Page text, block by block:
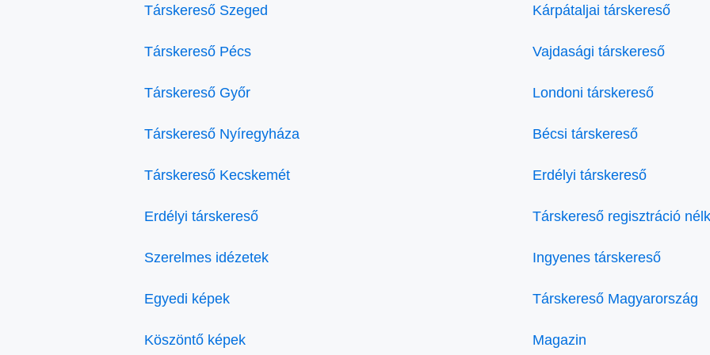
Társkereső Szeged
Társkereső Pécs
Társkereső Győr
Társkereső Nyíregyháza
Társkereső Kecskemét
Erdélyi társkereső
Szerelmes idézetek
Egyedi képek
Köszöntő képek
Kárpátaljai társkereső
Vajdasági társkereső
Londoni társkereső
Bécsi társkereső
Erdélyi társkereső
Társkereső regisztráció
Ingyenes társkereső
Társkereső Magyarország
Magazin